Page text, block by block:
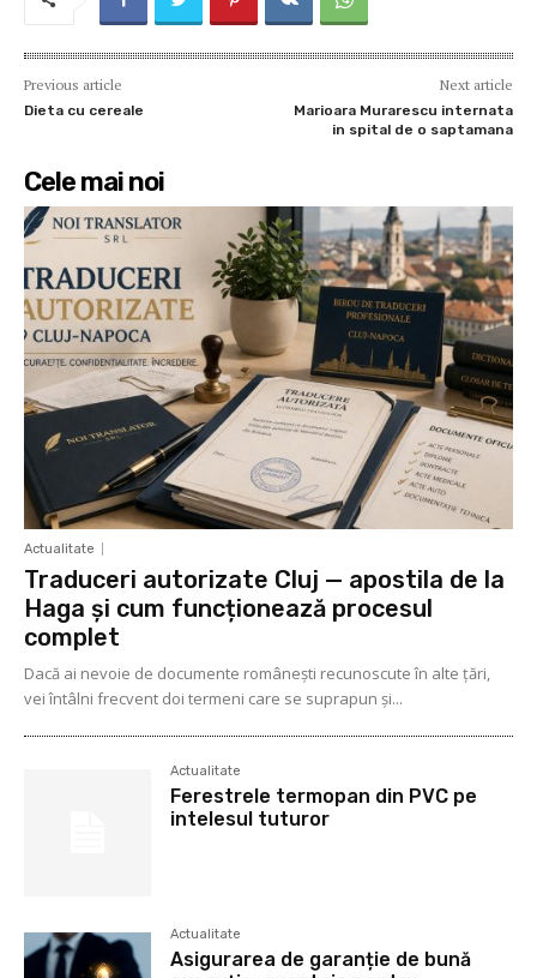
Previous article
Dieta cu cereale
Next article
Marioara Murarescu internata
in spital de o saptamana
Cele mai noi
Actualitate
Traduceri autorizate Cluj — apostila de la
Haga și cum funcționează procesul
complet
Dacă ai nevoie de documente românești recunoscute în alte țări,
vei întâlni frecvent doi termeni care se suprapun și...
Actualitate
Ferestrele termopan din PVC pe
intelesul tuturor
Actualitate
Asigurarea de garanție de bună